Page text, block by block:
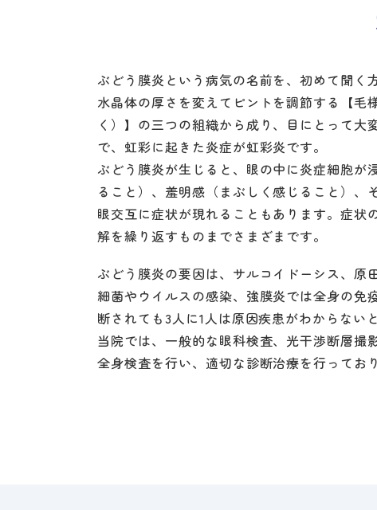
ぶどう膜炎という病気の名前を、初めて聞く
水晶体の厚さを変えてピントを調節する【
く）】の三つの組織から成り、目にとって
で、虹彩に起きた炎症が虹彩炎です。
ぶどう膜炎が生じると、眼の中に炎症細胞
ること）、羞明感（まぶしく感じること）
眼交互に症状が現れることもあります。症
解を繰り返すものまでさまざまです。
ぶどう膜炎の要因は、サルコイドーシス、
細菌やウイルスの感染、強膜炎では全身の
断されても3人に1人は原因疾患がわからない
当院では、一般的な眼科検査、光干渉断層
全身検査を行い、適切な診断治療を行ってお